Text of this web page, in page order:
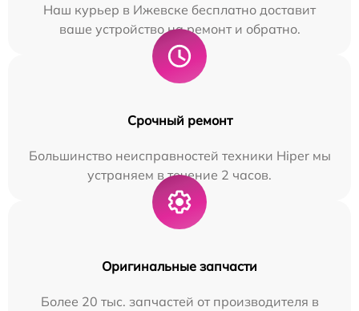
Наш курьер в Ижевске бесплатно доставит
ваше устройство на ремонт и обратно.
Срочный ремонт
Большинство неисправностей техники Hiper мы
устраняем в течение 2 часов.
Оригинальные запчасти
Более 20 тыс. запчастей от производителя в